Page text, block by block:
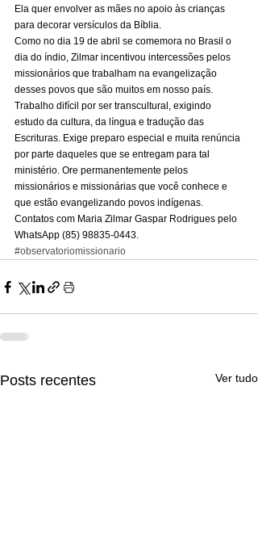
Ela quer envolver as mães no apoio às crianças
para decorar versículos da Bíblia.
Como no dia 19 de abril se comemora no Brasil o
dia do índio, Zilmar incentivou intercessões pelos
missionários que trabalham na evangelização
desses povos que são muitos em nosso país.
Trabalho difícil por ser transcultural, exigindo
estudo da cultura, da língua e tradução das
Escrituras. Exige preparo especial e muita renúncia
por parte daqueles que se entregam para tal
ministério. Ore permanentemente pelos
missionários e missionárias que você conhece e
que estão evangelizando povos indígenas.
Contatos com Maria Zilmar Gaspar Rodrigues pelo
WhatsApp (85) 98835-0443.
#observatoriomissionario
Posts recentes Ver tudo